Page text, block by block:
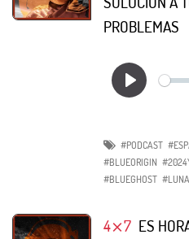
PROBLEMAS
#PODCAST
#BLUEORIGIN
#BLUEGHOST #LUNA
4⨯7 ES